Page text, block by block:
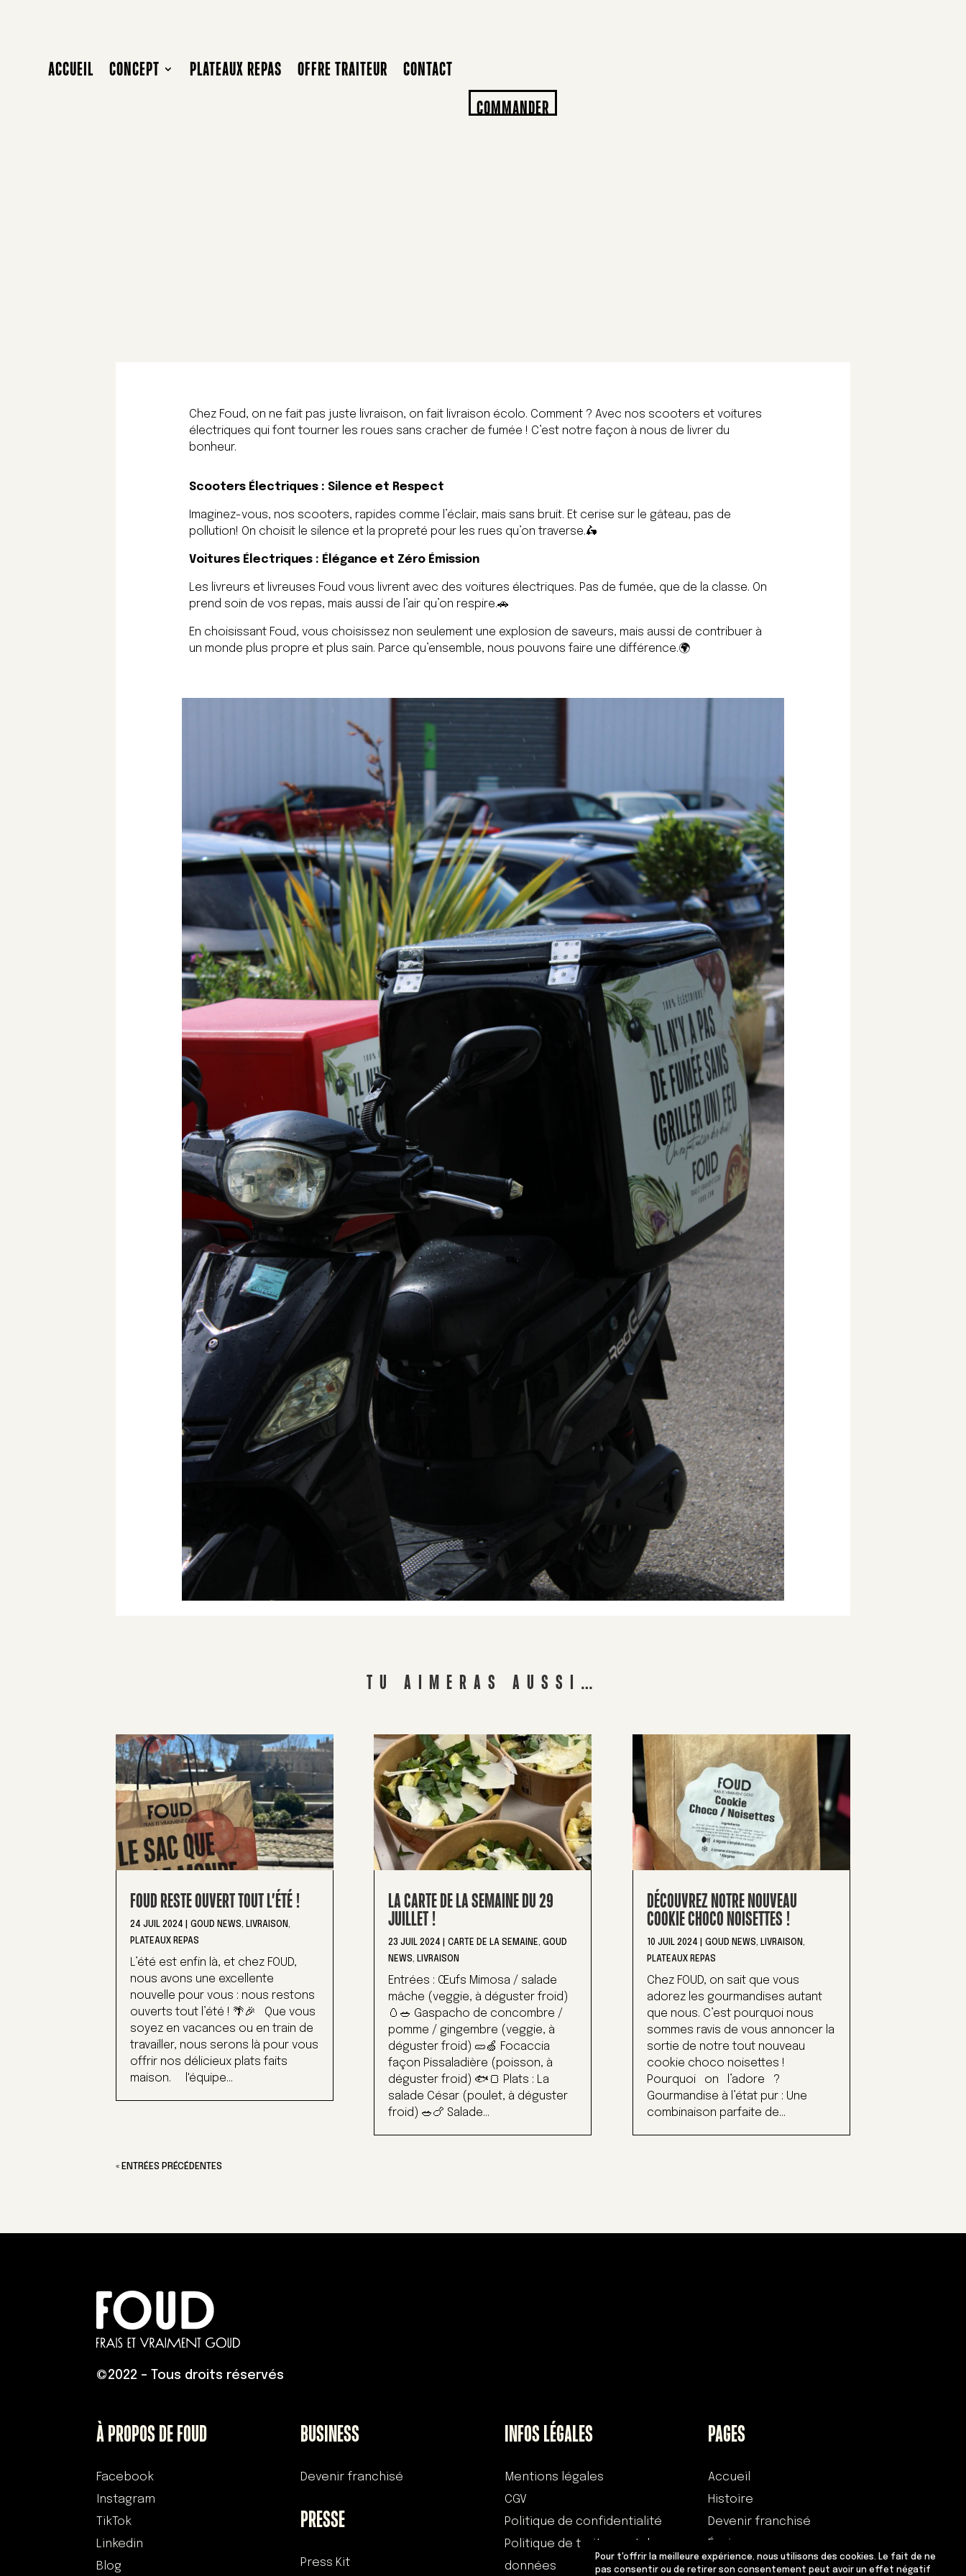
Pour t'offrir la meilleure expérience, nous utilisons des cookies. Le fait de ne
pas consentir ou de retirer son consentement peut avoir un effet négatif
ACCUEIL CONCEPT PLATEAUX REPAS OFFRE TRAITEUR
CONTACT
COMMANDER
Chez Foud, on ne fait pas juste livraison, on fait livraison écolo. Comment ? Avec nos scooters et voitures
électriques qui font tourner les roues sans cracher de fumée ! C’est notre façon à nous de livrer du
bonheur.
Scooters Électriques : Silence et Respect
Imaginez-vous, nos scooters, rapides comme l’éclair, mais sans bruit. Et cerise sur le gâteau, pas de
pollution! On choisit le silence et la propreté pour les rues qu’on traverse.🛵
Voitures Électriques : Élégance et Zéro Émission
Les livreurs et livreuses Foud vous livrent avec des voitures électriques. Pas de fumée, que de la classe. On
prend soin de vos repas, mais aussi de l’air qu’on respire.🚗
En choisissant Foud, vous choisissez non seulement une explosion de saveurs, mais aussi de contribuer à
un monde plus propre et plus sain. Parce qu’ensemble, nous pouvons faire une différence.🌍
TU AIMERAS AUSSI…
FOUD RESTE OUVERT TOUT L’ÉTÉ !
24 JUIL 2024 |GOUD NEWS, LIVRAISON,
PLATEAUX REPAS
L’été est enfin là, et chez FOUD,
nous avons une excellente
nouvelle pour vous : nous restons
ouverts tout l’été ! 🌴🎉 Que vous
soyez en vacances ou en train de
travailler, nous serons là pour vous
offrir nos délicieux plats faits
maison. l'équipe...
LA CARTE DE LA SEMAINE DU 29
JUILLET !
23 JUIL 2024 |CARTE DE LA SEMAINE,GOUD
NEWS, LIVRAISON
Entrées : Œufs Mimosa / salade
mâche (veggie, à déguster froid)
🥚🥗 Gaspacho de concombre /
pomme / gingembre (veggie, à
déguster froid) 🥒🍏 Focaccia
façon Pissaladière (poisson, à
déguster froid) 🐟🍞 Plats : La
salade César (poulet, à déguster
froid) 🥗🍗 Salade...
DÉCOUVREZ NOTRE NOUVEAU
COOKIE CHOCO NOISETTES !
10 JUIL 2024 GOUD NEWS, LIVRAISON,
PLATEAUX REPAS
Chez FOUD, on sait que vous
adorez les gourmandises autant
que nous. C’est pourquoi nous
sommes ravis de vous annoncer la
sortie de notre tout nouveau
cookie choco noisettes !
Pourquoi on l’adore ?
Gourmandise à l’état pur : Une
combinaison parfaite de...
« ENTRÉES PRÉCÉDENTES
©2022 – Tous droits réservés
À PROPOS DE FOUD
Facebook
Instagram
TikTok
Linkedin
Blog
BUSINESS
Devenir franchisé
PRESSE
Press Kit
INFOS LÉGALES
Mentions légales
CGV
Politique de confidentialité
Politique de traitement des
données
PAGES
Accueil
Histoire
Devenir franchisé
Équipe
Adresses